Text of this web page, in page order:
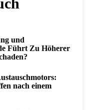
und
Führt Zu Höherer
nach einem